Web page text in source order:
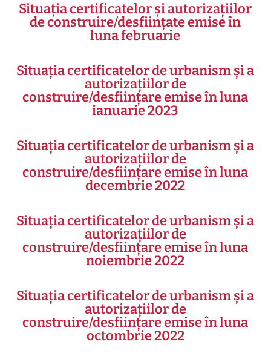
Situația certificatelor și autorizațiilor
de construire/desființate emise în
luna februarie
Situația certificatelor de urbanism și a
autorizațiilor de
construire/desființare emise în luna
ianuarie 2023
Situația certificatelor de urbanism și a
autorizațiilor de
construire/desființare emise în luna
decembrie 2022
Situația certificatelor de urbanism și a
autorizațiilor de
construire/desființare emise în luna
noiembrie 2022
Situația certificatelor de urbanism și a
autorizațiilor de
construire/desființare emise în luna
octombrie 2022